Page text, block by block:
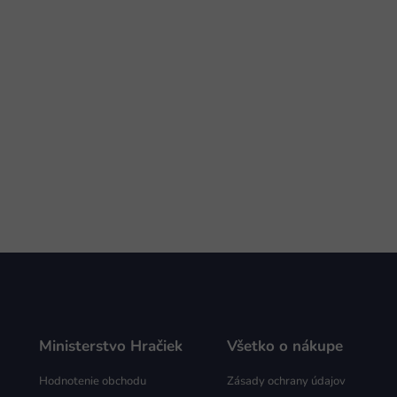
Ministerstvo Hračiek
Hodnotenie obchodu
Všetko o nákupe
Zásady ochrany údajov